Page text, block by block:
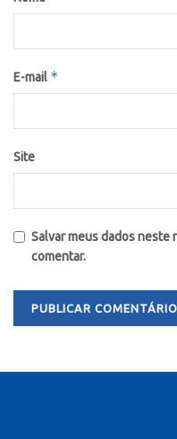
E-mail *
Site
Salvar meus dados neste
comentar.